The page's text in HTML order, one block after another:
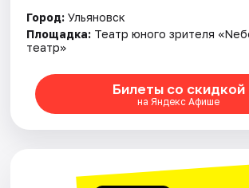
Город: Ульяновск
Площадка: Театр юного зрителя
театр»
Билеты со скидкой
на Яндекс Афише